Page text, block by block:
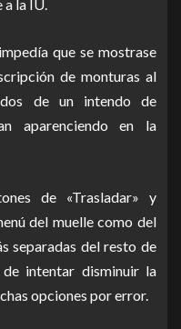
a la IU.
que se mostrase
de monturas al
de un intendo de
aparenciendo en la
de «Trasladar» y
del muelle como del
separadas del resto de
intentar disminuir la
opciones por error.